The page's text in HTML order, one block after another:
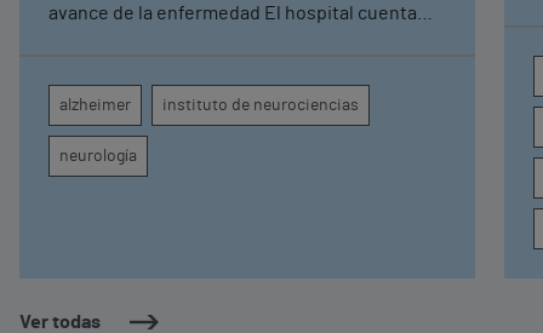
Ver todas
avance de la enfermedad El hospital cuenta
seguimiento clínico de cada paciente
alzheimer instituto de neurociencias
neurología